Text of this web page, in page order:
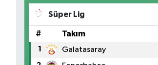
Süper Lig
# Takım
1 Galatasaray